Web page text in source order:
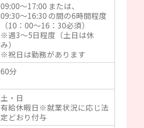
09:00～17:00 または、
09:30～16:30 の間の6時間程度
（10：00～16：30必須）
※週3～5日程度（土日は休
み）
※祝日は勤務があります
60分
土・日
有給休暇日※就業状況に応じ法
定どおり付与